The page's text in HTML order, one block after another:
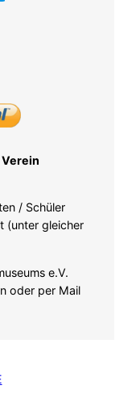
/ Schüler
(unter gleicher
e.V.
oder per Mail